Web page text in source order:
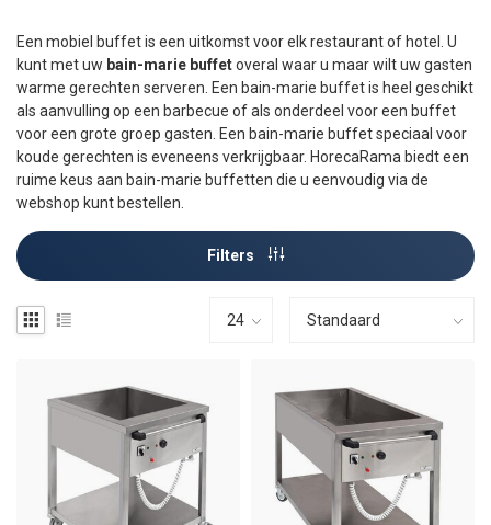
Een mobiel buffet is een uitkomst voor elk restaurant of hotel. U
kunt met uw bain-marie buffetoveral waar u maar wilt uw gasten
warme gerechten serveren. Een bain-marie buffet is heel geschikt
als aanvulling op een barbecue of als onderdeel voor een buffet
voor een grote groep gasten. Een bain-marie buffet speciaal voor
koude gerechten is eveneens verkrijgbaar. HorecaRama biedt een
ruime keus aan bain-marie buffetten die u eenvoudig via de
webshop kunt bestellen.
Filters